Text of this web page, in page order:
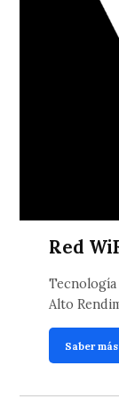
Red
Alto
Saber más